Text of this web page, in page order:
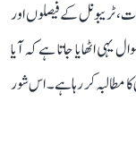
ٹریبونل کے فیصلوں اور
یہی اٹھایا جاتا ہے کہ آیا
مطالبہ کر رہا ہے۔ اس شور